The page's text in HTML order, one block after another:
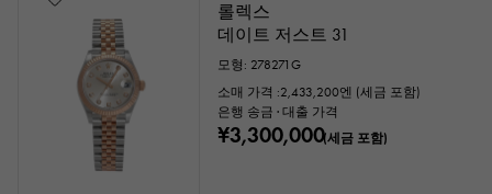
롤렉스
데이트 저스트 31
모형: 278271G
소매 가격 :2,433,200엔 (세금 포함)
은행 송금 · 대출 가격
¥3,300,000(세금 포함)